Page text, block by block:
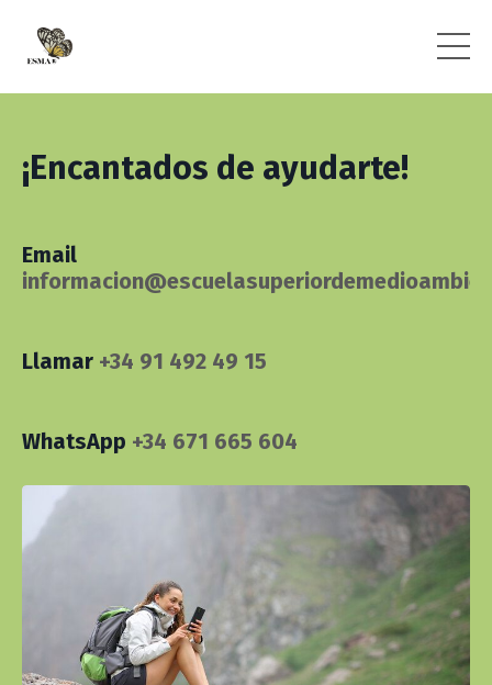
¡Encantados de ayudarte!
Email
Llamar +34 91 492 49 15
WhatsApp +34 671 665 604